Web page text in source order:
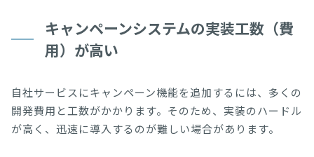
キャンペーンシステムの実装工数（費
用）が高い
自社サービスにキャンペーン機能を追加するには、多くの
開発費用と工数がかかります。そのため、実装のハードル
が高く、迅速に導入するのが難しい場合があります。